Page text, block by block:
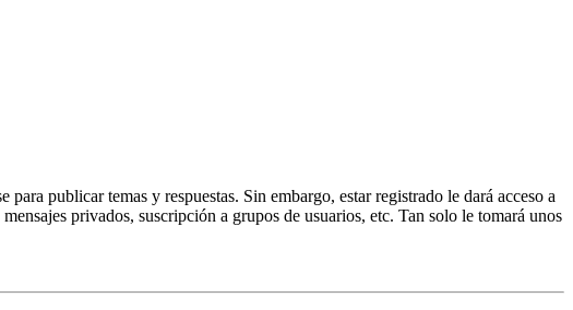
publicar temas y respuestas. Sin embargo, estar registrado le dará acceso a
privados, suscripción a grupos de usuarios, etc. Tan solo le tomará unos